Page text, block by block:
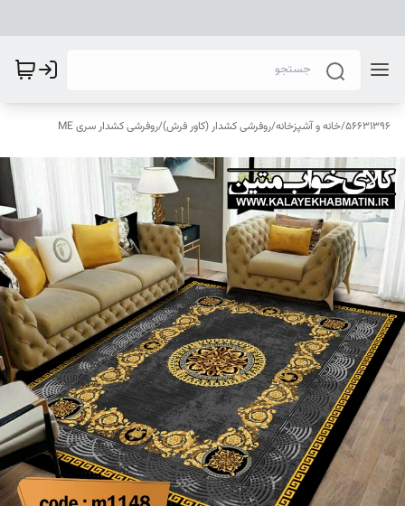
56631396
/خانه و آشپزخانه/روفرشی کشدار (کاور فرش)/روفرشی کشدار سری ME